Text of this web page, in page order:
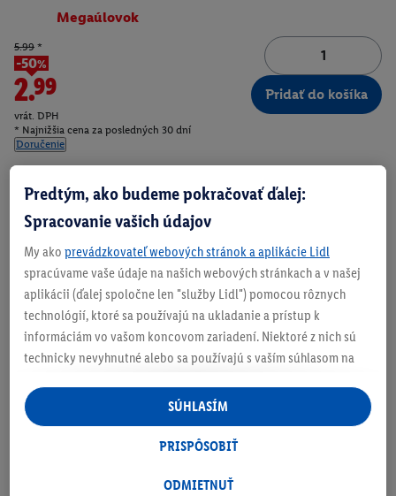
Megaúlovok
5.99 *
-50%
2.99
vrát. DPH
* Najnižšia cena za posledných 30 dní
Doručenie
Pridať do košíka
Zistite svoju veľkosť
O produkte
Predtým, ako budeme pokračovať ďalej:
Spracovanie vašich údajov
My ako prevádzkovateľ webových stránok a aplikácie Lidl
spracúvame vaše údaje na našich webových stránkach a v našej
aplikácii (ďalej spoločne len "služby Lidl") pomocou rôznych
technológií, ktoré sa používajú na ukladanie a prístup k
informáciám vo vašom koncovom zariadení. Niektoré z nich sú
technicky nevyhnutné alebo sa používajú s vaším súhlasom na
personalizovanú reklamu v rámci služieb Lidl aj mimo nich. Ak
ste účastníkom programu Lidl Plus, na tieto účely sa spracúvajú
aj údaje z vášho nákupného správania v obchode.
následne si vytvoríte účet Lidl Plus alebo sa prihlásite do svojho
ODMIETNUŤ
PRISPÔSOBIŤ
SÚHLASÍM